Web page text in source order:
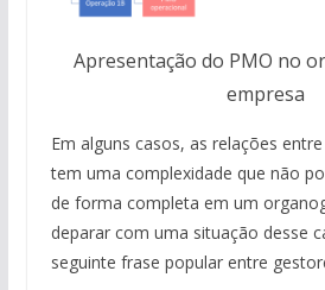
Apresentação do PMO no
empresa
Em alguns casos, as relações
tem uma complexidade que não
de forma completa em um
deparar com uma situação desse
seguinte frase popular entre